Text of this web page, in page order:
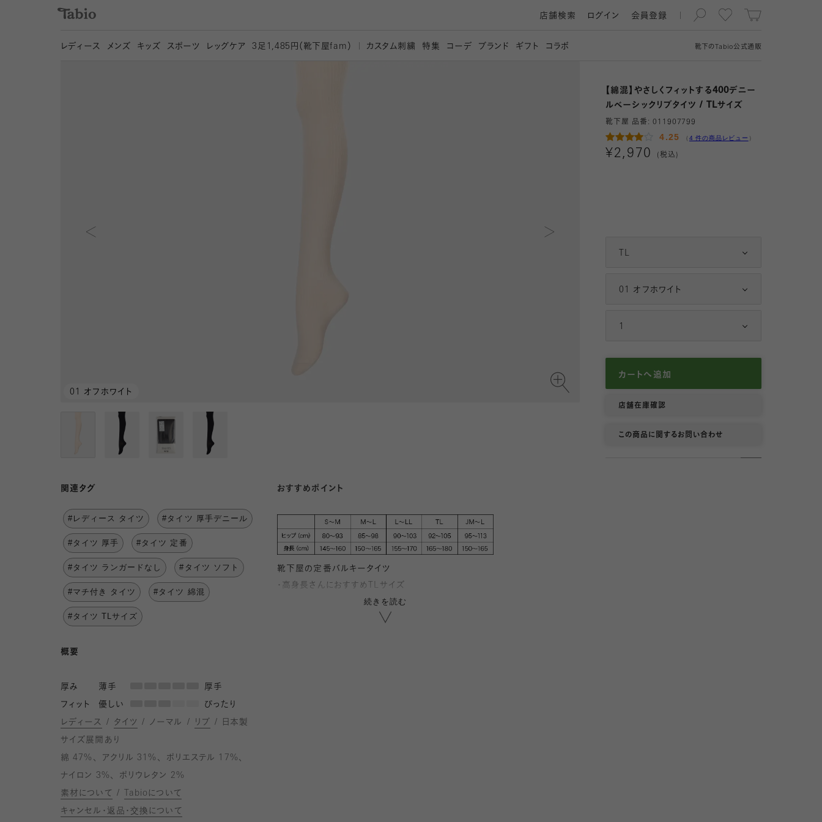
靴下の Tabio公式通販
店舗検索 ログイン 会員登録
レディース メンズ キッズ スポーツ レッグケア 3 足1,485円（靴下屋fam） カスタム刺繍 特集 コーデ ブランド ギフト コラボ
01 オフホワイト
【綿混】やさしくフィットする400デニー
ルベーシックリブタイツ / TLサイズ
靴下屋 品番: 011907799
4.25 （ 4 件の商品レビュー ）
¥2,970 (税込)
TL
JM～L
01 オフホワイト
12 クロ
1
4
カートへ追加
店舗在庫確認
この商品に関するお問い合わせ
関連タグ
#レディース タイツ #タイツ 厚手デニール
#タイツ 厚手 #タイツ 定番
#タイツ ランガードなし #タイツ ソフト
#マチ付き タイツ #タイツ 綿混
#タイツ TLサイズ
概要
厚み 薄手
厚手
フィット
優しい
ぴったり
レディース
タイツ ノーマル リブ
日本製
サイズ展開あり
綿 47%
アクリル 31%
ポリエステル 17%
ナイロン 3%
ポリウレタン 2%
素材について
Tabioについて
キャンセル・返品・交換について
おすすめポイント
靴下屋の定番バルキータイツ
・高身長さんにおすすめTLサイズ
・マチ付き・かかと付きで、ぴったりフィット
・厚手ながらリブで脚がすっきり
続きを読む